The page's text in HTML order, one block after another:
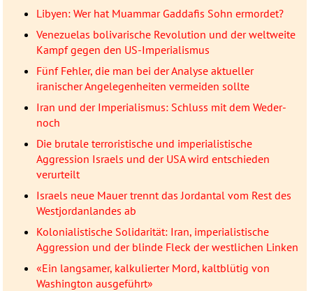
Libyen: Wer hat Muammar Gaddafis Sohn ermordet?
Venezuelas bolivarische Revolution und der weltweite
Kampf gegen den US-Imperialismus
Fünf Fehler, die man bei der Analyse aktueller
iranischer Angelegenheiten vermeiden sollte
Iran und der Imperialismus: Schluss mit dem Weder-
noch
Die brutale terroristische und imperialistische
Aggression Israels und der USA wird entschieden
verurteilt
Israels neue Mauer trennt das Jordantal vom Rest des
Westjordanlandes ab
Kolonialistische Solidarität: Iran, imperialistische
Aggression und der blinde Fleck der westlichen Linken
«Ein langsamer, kalkulierter Mord, kaltblütig von
Washington ausgeführt»